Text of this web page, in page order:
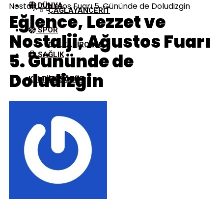
ÇAĞLAYANCERIT
DULKADIROĞLU
EKINÖZÜ
ELBISTAN
GÖKSUN
NURHAK
DÜNYA
SPOR
SAĞLIK
KÜLTÜR/SANAT
Nostalji; Ağustos Fuarı 5. Gününde de Doludizgin
Eğlence, Lezzet ve
Nostalji; Ağustos Fuarı
5. Gününde de
Doludizgin